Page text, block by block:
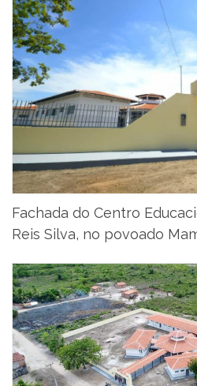
Fachada do Centro
Reis Silva, no povoado